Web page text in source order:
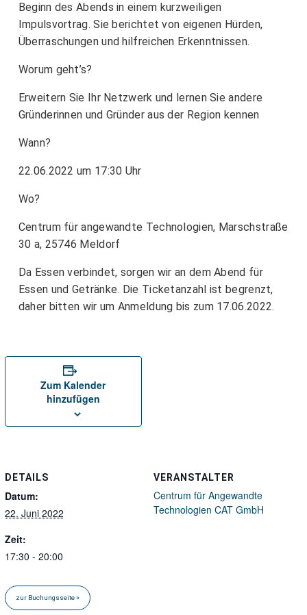
Beginn des Abends in einem kurzweiligen
Impulsvortrag. Sie berichtet von eigenen Hürden,
Überraschungen und hilfreichen Erkenntnissen.
Worum geht’s?
Erweitern Sie Ihr Netzwerk und lernen Sie andere
Gründerinnen und Gründer aus der Region kennen
Wann?
22.06.2022 um 17:30 Uhr
Wo?
Centrum für angewandte Technologien, Marschstraße
30 a, 25746 Meldorf
Da Essen verbindet, sorgen wir an dem Abend für
Essen und Getränke. Die Ticketanzahl ist begrenzt,
daher bitten wir um Anmeldung bis zum 17.06.2022.
Zum Kalender
hinzufügen
DETAILS
Datum:
22. Juni 2022
Zeit:
17:30 - 20:00
VERANSTALTER
Centrum für Angewandte
Technologien CAT GmbH